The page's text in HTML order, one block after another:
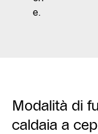
e.
Modalità di
caldaia a